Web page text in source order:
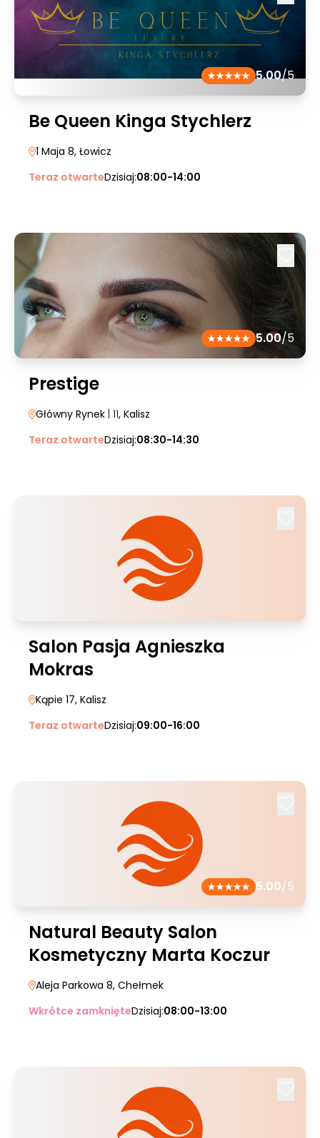
5.00/5
Be Queen Kinga Stychlerz
1 Maja 8, Łowicz
Teraz otwarteDzisiaj:08:00-14:00
5.00/5
Prestige
Główny Rynek | 11, Kalisz
Teraz otwarteDzisiaj:08:30-14:30
Salon Pasja Agnieszka
Mokras
Kąpie 17, Kalisz
Teraz otwarteDzisiaj:09:00-16:00
5.00/5
Natural Beauty Salon
Kosmetyczny Marta Koczur
Aleja Parkowa 8, Chełmek
Wkrótce zamknięteDzisiaj:08:00-13:00